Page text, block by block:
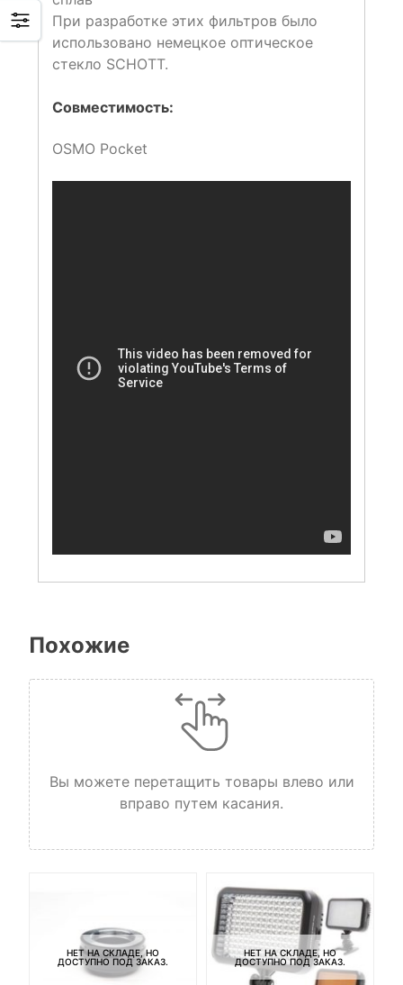
При разработке этих фильтров было
использовано немецкое оптическое
стекло SCHOTT.
Совместимость:
OSMO Pocket
Похожие
Вы можете перетащить товары влево или
вправо путем касания.
НЕТ НА СКЛАДЕ, НО
ДОСТУПНО ПОД ЗАКАЗ.
НЕТ НА СКЛАДЕ, НО
ДОСТУПНО ПОД ЗАКАЗ.